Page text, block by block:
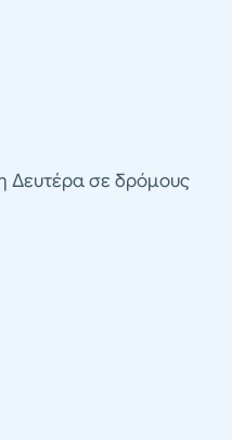
Δευτέρα σε δρόμους